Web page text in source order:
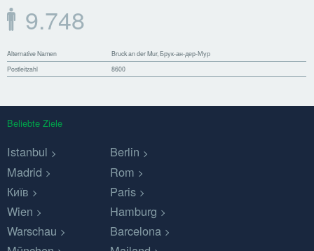
9.748
Alternative Namen
Bruck an der Mur, Брук-ан-дер-Мур
Postleitzahl
8600
Beliebte Ziele
Istanbul
Berlin
Madrid
Rom
Київ
Paris
Wien
Hamburg
Warschau
Barcelona